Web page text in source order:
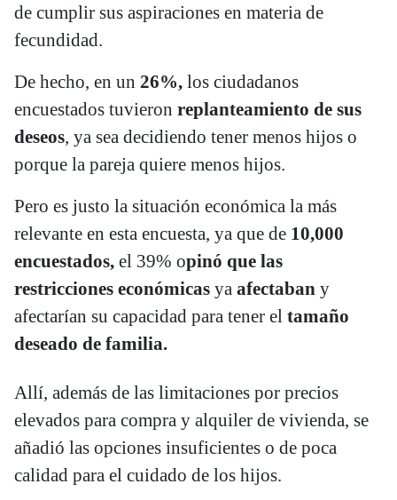
de cumplir sus aspiraciones en materia de
fecundidad.
De hecho, en un 26%, los ciudadanos
encuestados tuvieron replanteamiento de sus
deseos, ya sea decidiendo tener menos hijos o
porque la pareja quiere menos hijos.
Pero es justo la situación económica la más
relevante en esta encuesta, ya que de 10,000
encuestados, el 39% opinó que las
restricciones económicas ya afectaban y
afectarían su capacidad para tener el tamaño
deseado de familia.
Allí, además de las limitaciones por precios
elevados para compra y alquiler de vivienda, se
añadió las opciones insuficientes o de poca
calidad para el cuidado de los hijos.